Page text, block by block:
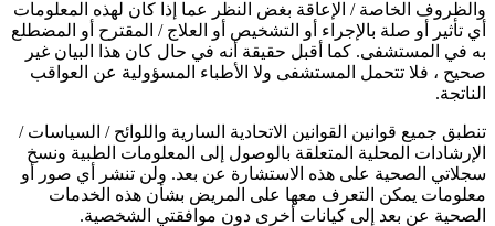
والظروف الخاصة / الإعاقة بغض النظر عما إذا كان لهذه المعلومات
أي تأثير أو صلة بالإجراء أو التشخيص أو العلاج / المقترح أو المضطلع
به في المستشفى. كما أقبل حقيقة أنه في حال كان هذا البيان غير
صحيح ، فلا تتحمل المستشفى ولا الأطباء المسؤولية عن العواقب
الناتجة.
تنطبق جميع قوانين القوانين الاتحادية السارية واللوائح / السياسات /
الإرشادات المحلية المتعلقة بالوصول إلى المعلومات الطبية ونسخ
سجلاتي الصحية على هذه الاستشارة عن بعد. ولن تنشر أي صور أو
معلومات يمكن التعرف معها على المريض بشأن هذه الخدمات
الصحية عن بعد إلى كيانات أخرى دون موافقتي الشخصية.